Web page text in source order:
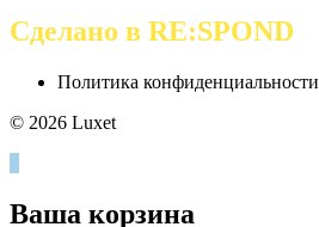
Сделано в RE:SPOND
Политика конфиденциальности
© 2026 Luxet
Ваша корзина